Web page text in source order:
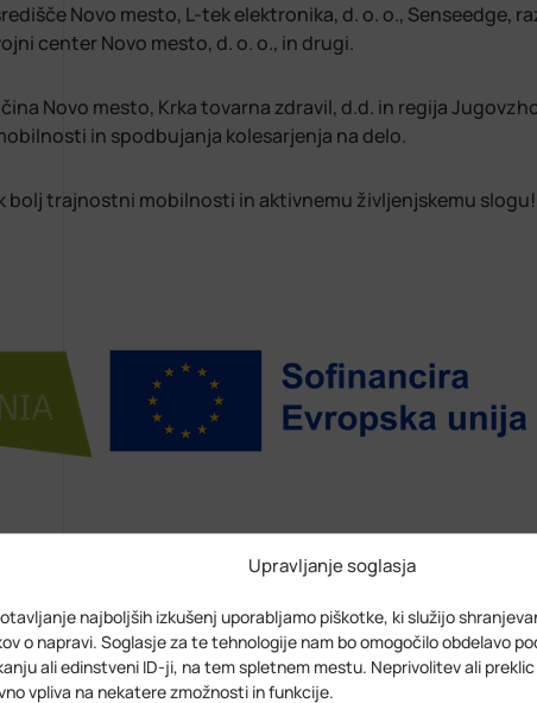
Upravljanje soglasja
najboljših izkušenj uporabljamo piškotke, ki služijo
o napravi. Soglasje za te tehnologije nam bo omogočilo obdelavo
ali edinstveni ID-ji, na tem spletnem mestu. Neprivolitev ali
vpliva na nekatere zmožnosti in funkcije.
Novo mesto, L-tek elektronika, d. o. o., Senseedge,
center Novo mesto, d. o. o., in drugi.
Novo mesto, Krka tovarna zdravil, d.d. in regija
in spodbujanja kolesarjenja na delo.
bolj trajnostni mobilnosti in aktivnemu življenjskemu slogu!
Novice